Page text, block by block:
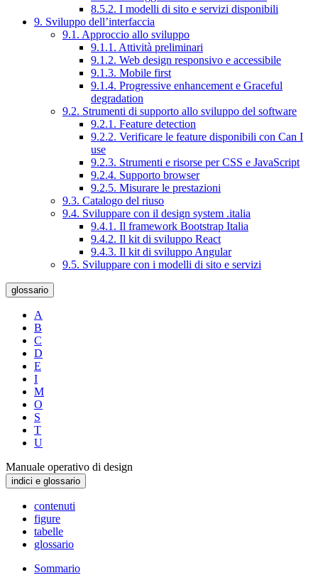
8.5.2. I modelli di sito e servizi disponibili
9. Sviluppo dell’interfaccia
9.1. Approccio allo sviluppo
9.1.1. Attività preliminari
9.1.2. Web design responsivo e accessibile
9.1.3. Mobile first
9.1.4. Progressive enhancement e Graceful
degradation
9.2. Strumenti di supporto allo sviluppo del software
9.2.1. Feature detection
9.2.2. Verificare le feature disponibili con Can I
use
9.2.3. Strumenti e risorse per CSS e JavaScript
9.2.4. Supporto browser
9.2.5. Misurare le prestazioni
9.3. Catalogo del riuso
9.4. Sviluppare con il design system .italia
9.4.1. Il framework Bootstrap Italia
9.4.2. Il kit di sviluppo React
9.4.3. Il kit di sviluppo Angular
9.5. Sviluppare con i modelli di sito e servizi
glossario
A
B
C
D
E
I
M
O
S
T
U
Manuale operativo di design
indici e glossario
contenuti
figure
tabelle
glossario
Sommario